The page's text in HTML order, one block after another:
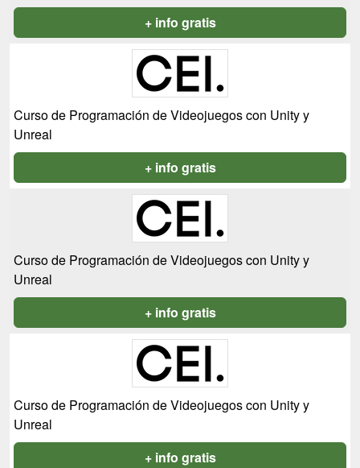
+ info gratis
Curso de Programación de Videojuegos con Unity y
Unreal
+ info gratis
Curso de Programación de Videojuegos con Unity y
Unreal
+ info gratis
Curso de Programación de Videojuegos con Unity y
Unreal
+ info gratis